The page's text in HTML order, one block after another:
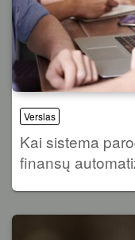
Verslas
Kai sistema
finansų